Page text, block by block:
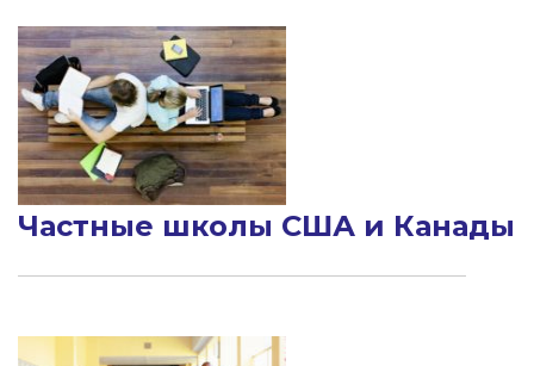
Частные школы США и Канады